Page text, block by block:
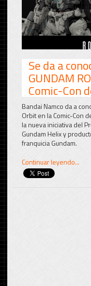
Se da a
GUNDAM
Comic-Con
Bandai Namco da a
Orbit en la Comic-Con
la nueva iniciativa del
Gundam Helix y
franquicia Gundam.
Continuar leyendo...